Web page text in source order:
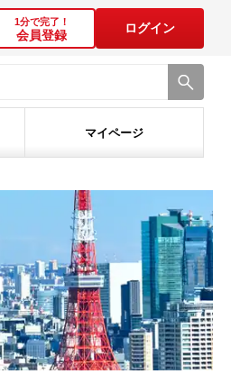
1分で完了！
会員登録
ログイン
マイページ